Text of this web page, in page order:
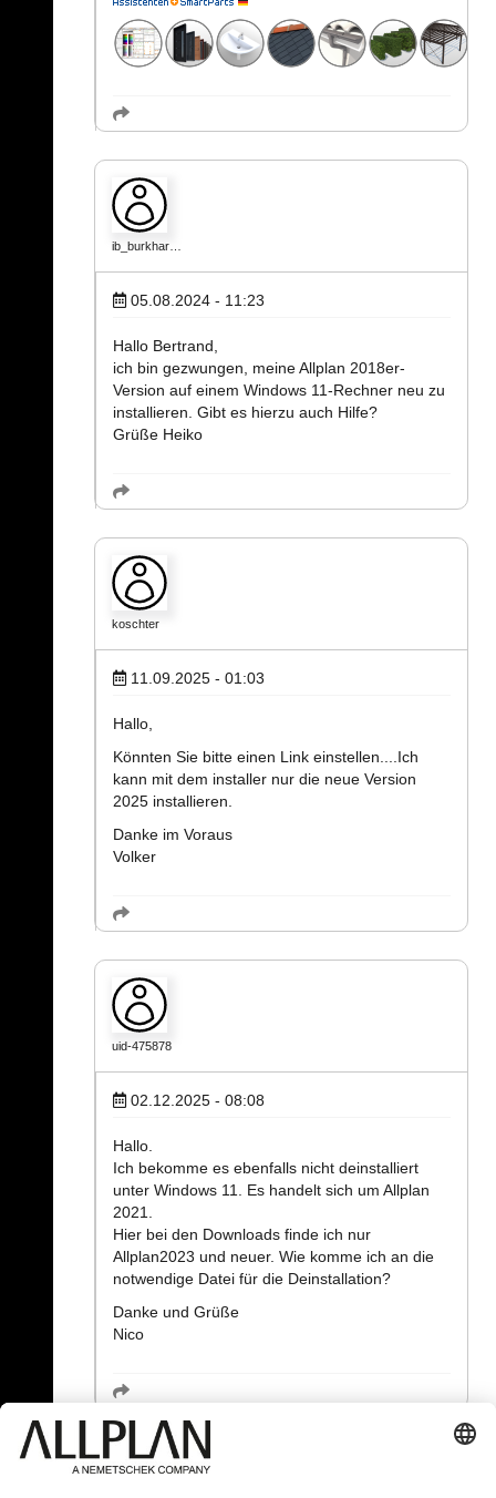
ib_burkhar…
05.08.2024 - 11:23
Hallo Bertrand,
ich bin gezwungen, meine Allplan 2018er-
Version auf einem Windows 11-Rechner neu zu
installieren. Gibt es hierzu auch Hilfe?
Grüße Heiko
koschter
11.09.2025 - 01:03
Hallo,
Könnten Sie bitte einen Link einstellen....Ich
kann mit dem installer nur die neue Version
2025 installieren.
Danke im Voraus
Volker
uid-475878
02.12.2025 - 08:08
Hallo.
Ich bekomme es ebenfalls nicht deinstalliert
unter Windows 11. Es handelt sich um Allplan
2021.
Hier bei den Downloads finde ich nur
Allplan2023 und neuer. Wie komme ich an die
notwendige Datei für die Deinstallation?
Danke und Grüße
Nico